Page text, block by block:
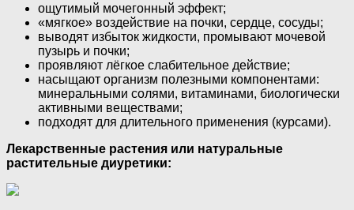
ощутимый мочегонный эффект;
«мягкое» воздействие на почки, сердце, сосуды;
выводят избыток жидкости, промывают мочевой
пузырь и почки;
проявляют лёгкое слабительное действие;
насыщают организм полезными компонентами:
минеральными солями, витаминами, биологически
активными веществами;
подходят для длительного применения (курсами).
Лекарственные растения или натуральные
растительные диуретики: